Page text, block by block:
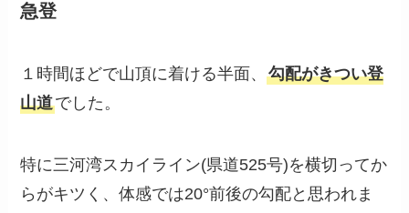
急登
１時間ほどで山頂に着ける半面、勾配がきつい登
山道でした。
特に三河湾スカイライン(県道525号)を横切ってか
らがキツく、体感では20°前後の勾配と思われま